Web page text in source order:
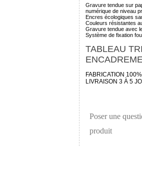
Gravure tendue sur
numérique de niveau
Encres écologiques
Couleurs résistantes
Gravure tendue avec
Système de fixation
TABLEAU
FABRICATION
LIVRAISON 3 À 5
Poser une
produit